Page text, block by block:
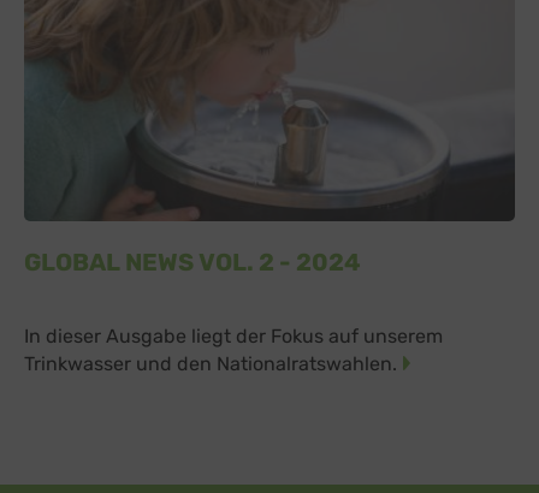
GLOBAL NEWS VOL. 2 - 2024
In dieser Ausgabe liegt der Fokus auf unserem
Trinkwasser und den Nationalratswahlen.